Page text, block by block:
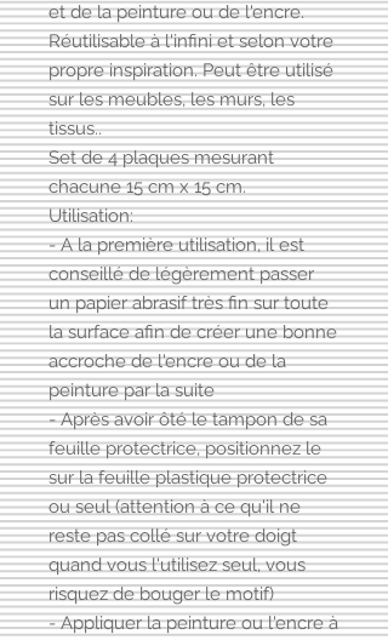
et de la peinture ou de l'encre.
Réutilisable à l'infini et selon votre
propre inspiration. Peut être utilisé
sur les meubles, les murs, les
tissus..
Set de 4 plaques mesurant
chacune 15 cm x 15 cm.
Utilisation:
- A la première utilisation, il est
conseillé de légèrement passer
un papier abrasif très fin sur toute
la surface afin de créer une bonne
accroche de l'encre ou de la
peinture par la suite
- Après avoir ôté le tampon de sa
feuille protectrice, positionnez le
sur la feuille plastique protectrice
ou seul (attention à ce qu'il ne
reste pas collé sur votre doigt
quand vous l'utilisez seul, vous
risquez de bouger le motif)
- Appliquer la peinture ou l'encre à